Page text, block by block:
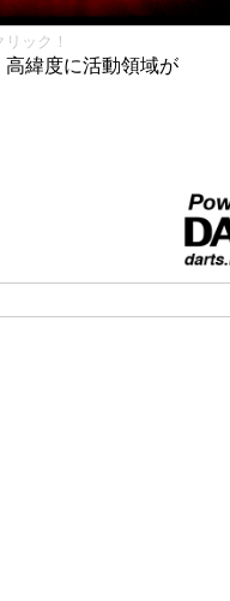
ック！
緯度に活動領域が